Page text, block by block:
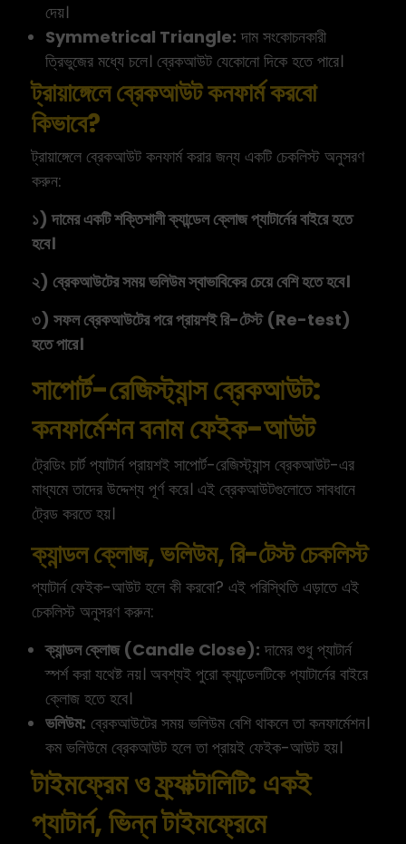
দেয়।
Symmetrical Triangle: দাম সংকোচনকারী
ত্রিভুজের মধ্যে চলে। ব্রেকআউট যেকোনো দিকে হতে পারে।
ট্রায়াঙ্গেলে ব্রেকআউট কনফার্ম করবো
কিভাবে?
ট্রায়াঙ্গেলে ব্রেকআউট কনফার্ম করার জন্য একটি চেকলিস্ট অনুসরণ
করুন:
১) দামের একটি শক্তিশালী ক্যান্ডেল ক্লোজ প্যাটার্নের বাইরে হতে
হবে।
২) ব্রেকআউটের সময় ভলিউম স্বাভাবিকের চেয়ে বেশি হতে হবে।
৩) সফল ব্রেকআউটের পরে প্রায়শই রি-টেস্ট (Re-test)
হতে পারে।
সাপোর্ট-রেজিস্ট্যান্স ব্রেকআউট:
কনফার্মেশন বনাম ফেইক-আউট
ট্রেডিং চার্ট প্যাটার্ন প্রায়শই সাপোর্ট-রেজিস্ট্যান্স ব্রেকআউট-এর
মাধ্যমে তাদের উদ্দেশ্য পূর্ণ করে। এই ব্রেকআউটগুলোতে সাবধানে
ট্রেড করতে হয়।
ক্যান্ডল ক্লোজ, ভলিউম, রি-টেস্ট চেকলিস্ট
প্যাটার্ন ফেইক-আউট হলে কী করবো? এই পরিস্থিতি এড়াতে এই
চেকলিস্ট অনুসরণ করুন:
ক্যান্ডল ক্লোজ (Candle Close): দামের শুধু প্যাটার্ন
স্পর্শ করা যথেষ্ট নয়। অবশ্যই পুরো ক্যান্ডেলটিকে প্যাটার্নের বাইরে
ক্লোজ হতে হবে।
ভলিউম: ব্রেকআউটের সময় ভলিউম বেশি থাকলে তা কনফার্মেশন।
কম ভলিউমে ব্রেকআউট হলে তা প্রায়ই ফেইক-আউট হয়।
টাইমফ্রেম ও ফ্র্যাক্টালিটি: একই
প্যাটার্ন, ভিন্ন টাইমফ্রেমে